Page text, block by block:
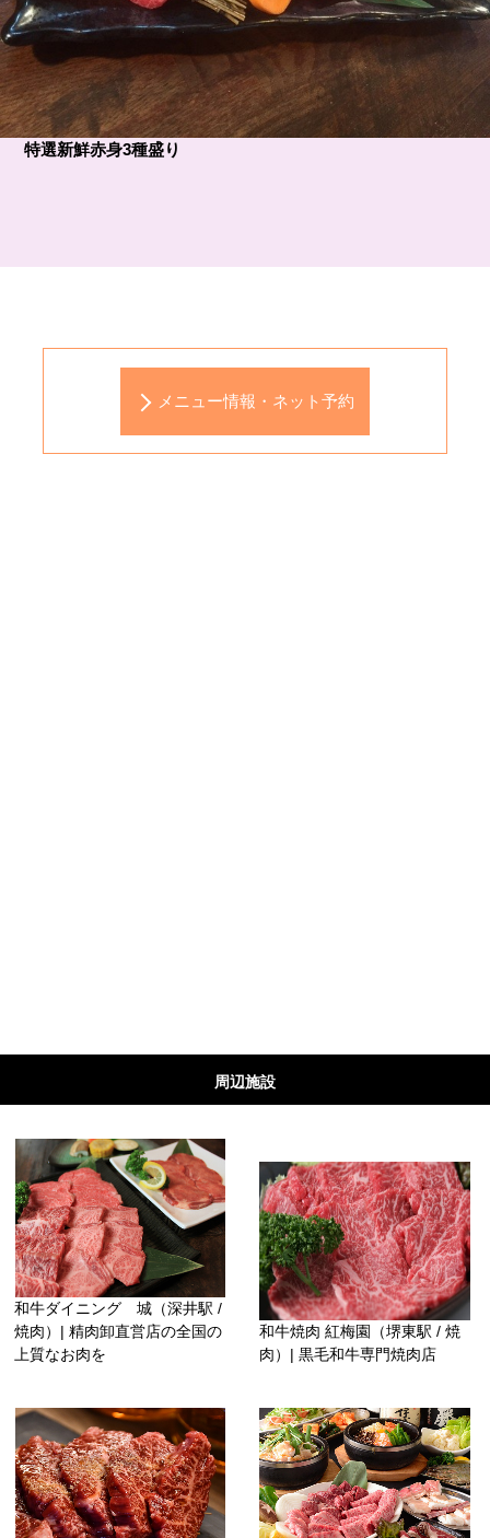
特選新鮮赤身3種盛り
メニュー情報・ネット予約
周辺施設
和牛ダイニング 城（深井駅 /
焼肉）| 精肉卸直営店の全国の
上質なお肉を
和牛焼肉 紅梅園（堺東駅 / 焼
肉）| 黒毛和牛専門焼肉店